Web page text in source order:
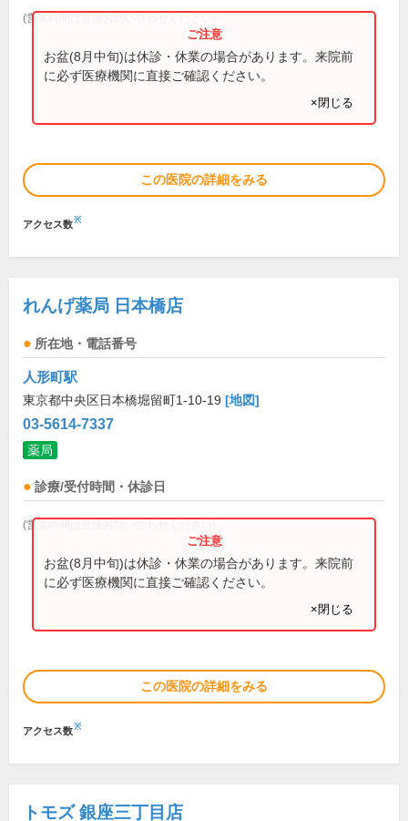
(営業時間は直接お問い合わせください)
お盆(8月中旬)は休診・休業の場合があります。来院前
に必ず医療機関に直接ご確認ください。
×閉じる
この医院の詳細をみる
アクセス数※
れんげ薬局 日本橋店
所在地・電話番号
人形町駅
東京都中央区日本橋堀留町1-10-19 [地図]
03-5614-7337
薬局
診療/受付時間・休診日
(営業時間は直接お問い合わせください)
お盆(8月中旬)は休診・休業の場合があります。来院前
に必ず医療機関に直接ご確認ください。
×閉じる
この医院の詳細をみる
アクセス数※
トモズ 銀座三丁目店